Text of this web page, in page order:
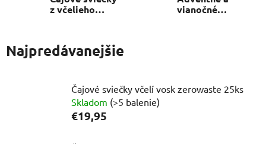
z včelieho
vianočné
Najpredávanejšie
Čajové sviečky včelí vosk zerowaste 25ks
Skladom (>5 balenie)
€19,95